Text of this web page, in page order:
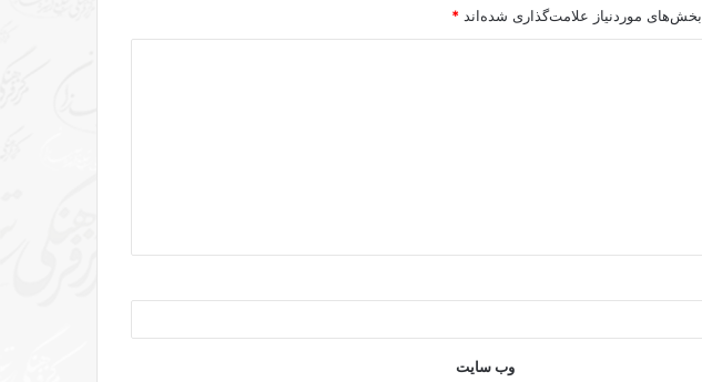
بخش‌های موردنیاز علامت‌گذاری شده‌اند *
وب‌ سایت